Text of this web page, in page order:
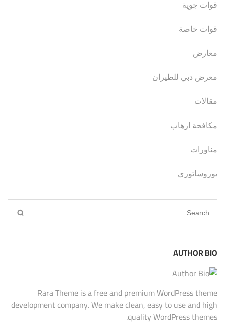
قوات جوية
قوات خاصة
معارض
معرض دبي للطيران
مقالات
مكافحة ارهاب
مناورات
يوروساتوري
Search
for:
AUTHOR BIO
Rara Theme is a free and premium WordPress theme
development company. We make clean, easy to use and high
quality WordPress themes.